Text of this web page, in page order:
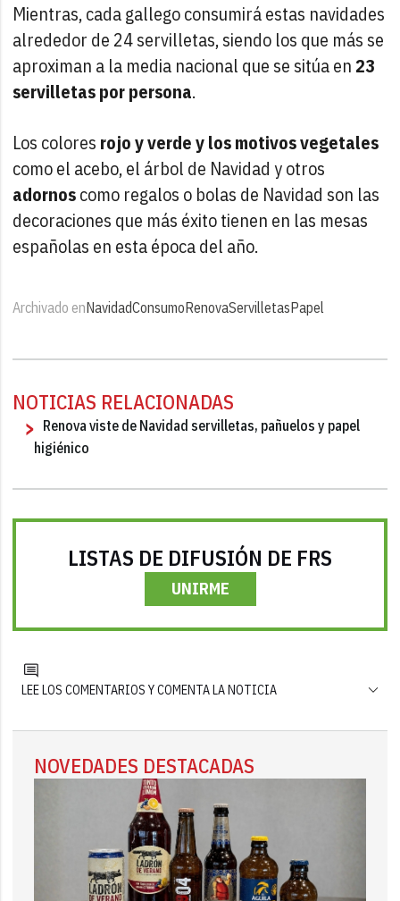
Mientras, cada gallego consumirá estas navidades
alrededor de 24 servilletas, siendo los que más se
aproximan a la media nacional que se sitúa en23
servilletas por persona.
Los colores rojo y verde y los motivos vegetales
como el acebo, el árbol de Navidad y otros
adornoscomo regalos o bolas de Navidad son las
decoraciones que más éxito tienen en las mesas
españolas en esta época del año.
Archivado enNavidadConsumoRenovaServilletasPapel
NOTICIAS RELACIONADAS
Renova viste de Navidad servilletas, pañuelos y papel
higiénico
LISTAS DE DIFUSIÓN DE FRS
UNIRME
LEE LOS COMENTARIOS Y COMENTA LA NOTICIA
NOVEDADES DESTACADAS